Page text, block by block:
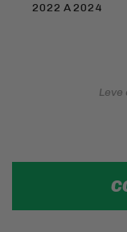
2022 A 2024